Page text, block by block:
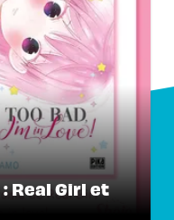
Real Girl et